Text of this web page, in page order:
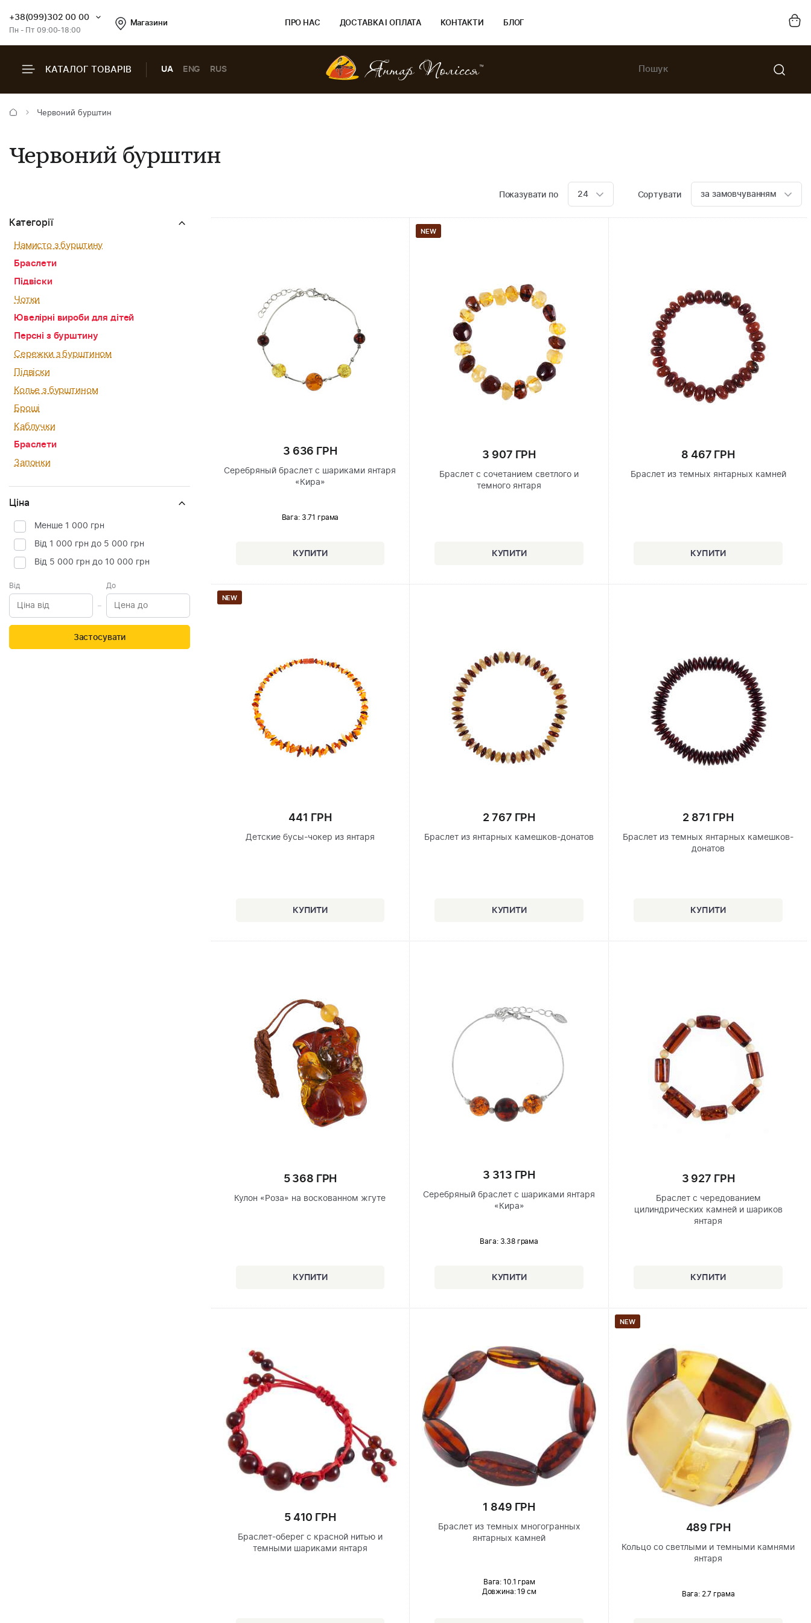
+38(099)302 00 00
Пн - Пт 09:00-18:00
Магазини ПРО НАС ДОСТАВКА І ОПЛАТА КОНТАКТИ БЛОГ
КАТАЛОГ ТОВАРІВ UA ENG RUS
Червоний бурштин
Червоний бурштин
Показувати по 24 Сортувати за замовчуванням
Категорії
Намисто з бурштину
Браслети
Підвіски
Чотки
Ювелірні вироби для дітей
Персні з бурштину
Сережки з бурштином
Підвіски
Колье з бурштином
Броші
Каблучки
Браслети
Запонки
Ціна
Менше 1 000 грн
Від 1 000 грн до 5 000 грн
Від 5 000 грн до 10 000 грн
Від До
Застосувати
3 636 ГРН
Серебряный браслет с шариками янтаря
«Кира»
Вага: 3.71 грама
NEW
3 907 ГРН
Браслет с сочетанием светлого и
темного янтаря
8 467 ГРН
Браслет из темных янтарных камней
NEW
441 ГРН
Детские бусы-чокер из янтаря
2 767 ГРН
Браслет из янтарных камешков-донатов
2 871 ГРН
Браслет из темных янтарных камешков-
донатов
5 368 ГРН
Кулон «Роза» на воскованном жгуте
3 313 ГРН
Серебряный браслет с шариками янтаря
«Кира»
Вага: 3.38 грама
3 927 ГРН
Браслет с чередованием
цилиндрических камней и шариков
янтаря
5 410 ГРН
Браслет-оберег с красной нитью и
темными шариками янтаря
1 849 ГРН
Браслет из темных многогранных
янтарных камней
Вага: 10.1 грам
Довжина:19 см
NEW
489 ГРН
Кольцо со светлыми и темными камнями
янтаря
Вага: 2.7 грама